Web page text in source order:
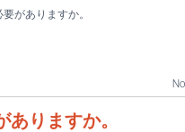
がありますか。
りますか。